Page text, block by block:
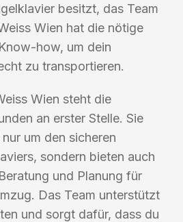
besitzt, das Team
Wien hat die nötige
how, um dein
zu transportieren.
Wien steht die
an erster Stelle. Sie
um den sicheren
sondern bieten auch
und Planung für
Das Team unterstützt
und sorgt dafür, dass du